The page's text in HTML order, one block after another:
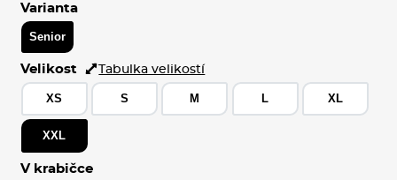
Varianta
Senior
Velikost Tabulka velikostí
XS S M L XL
XXL
V krabičce